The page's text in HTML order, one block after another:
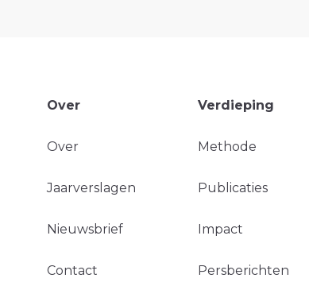
Over
Over
Jaarverslagen
Nieuwsbrief
Contact
Verdieping
Methode
Publicaties
Impact
Persberichten